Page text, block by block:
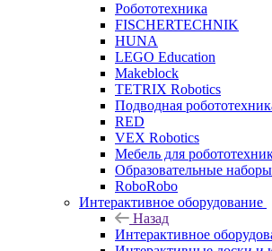
Робототехника
FISCHERTECHNIK
HUNA
LEGO Education
Makeblock
TETRIX Robotics
Подводная
RED
VEX Robotics
Мебель для
Образовательные наборы
RoboRobo
Интерактивное оборудование
Назад
Интерактивное